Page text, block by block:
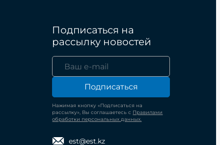
Подписаться на
рассылку новостей
Подписаться
Нажимая кнопку «Подписаться на
рассылку», Вы соглашаетесь с Правилами
обработки персональных данных.
est@est.kz